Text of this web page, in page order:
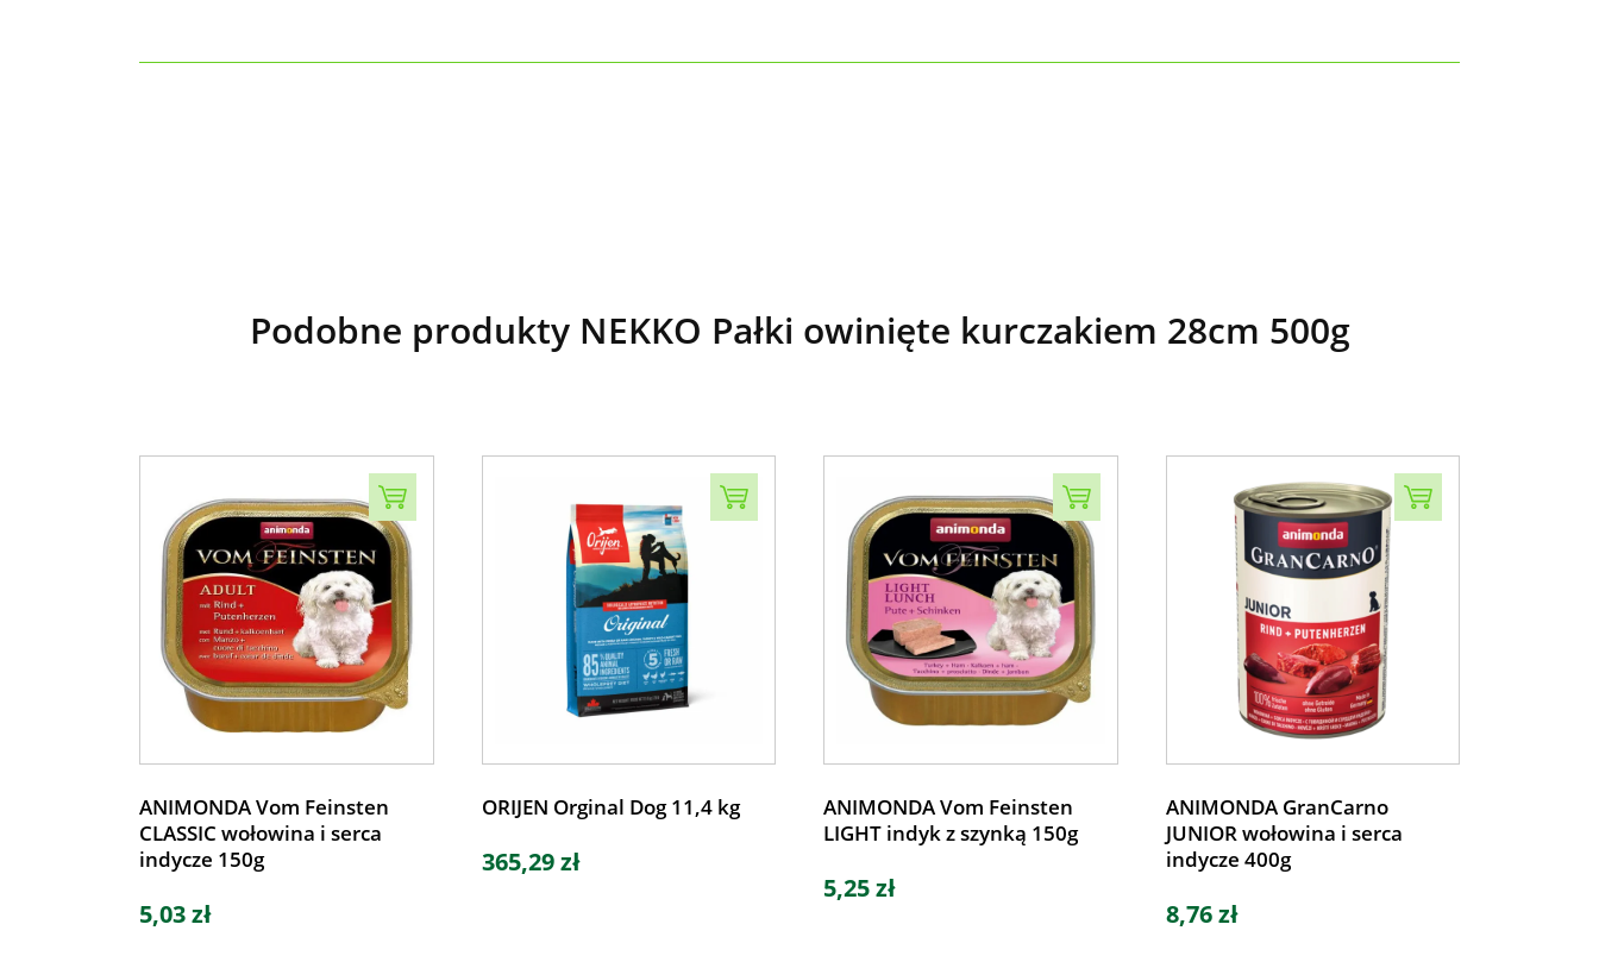
Podobne produkty NEKKO Pałki owinięte kurczakiem 28cm 500g
ANIMONDA Vom Feinsten
CLASSIC wołowina i serca
indycze 150g
5,03 zł
ORIJEN Orginal Dog 11,4 kg
365,29 zł
ANIMONDA Vom Feinsten
LIGHT indyk z szynką 150g
5,25 zł
ANIMONDA GranCarno
JUNIOR wołowina i serca
indycze 400g
8,76 zł